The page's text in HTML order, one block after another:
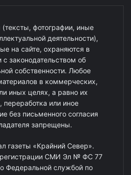
фотографии, иные
деятельности),
на сайте, охраняются в
с законодательством об
собственности. Любое
в коммерческих,
иных целях, а равно их
переработка или иное
без письменного согласия
запрещены.
газеты «Крайний Север».
регистрации СМИ Эл № ФС 77
Федеральной службой по